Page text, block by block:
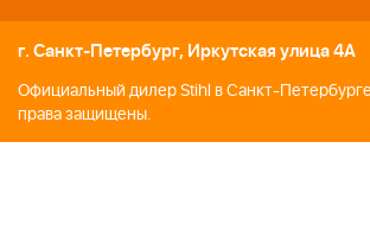
г. Санкт-Петербург, Иркутская улица 4А
Официальный дилер Stihl в Санкт-
права защищены.